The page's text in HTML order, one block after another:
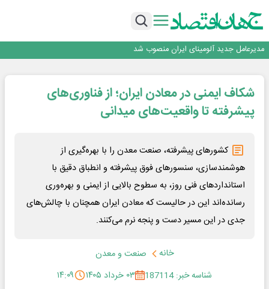
بازگشت فرش ماشینی به اصفهان پس از هفت سال؛ دو نمایشگاه تخصصی در شهر
مدیرعامل جدید آلومینای ایران منصوب شد
رونمایی فولاد غدیر نی ریز از سامانه ی « آقای پولاد»
بازگشت فرش ماشینی به اصفهان پس از هفت سال؛ دو نمایشگاه تخصصی در شهر
نمایشگاهی برگزار می‌شود
عرضه اولیه احیا استیل فولاد بافت
شکاف ایمنی در معادن ایران؛ از فناوری‌های
پیشرفته تا واقعیت‌های میدانی
کشورهای پیشرفته، صنعت معدن را با بهره‌گیری از
هوشمندسازی، سنسورهای فوق پیشرفته و انطباق دقیق با
استانداردهای فنی روز، به سطوح بالایی از ایمنی و بهره‌وری
رسانده‌اند این در حالیست که معادن ایران همچنان با چالش‌های
جدی در این مسیر دست و پنجه نرم می‌کنند.
خانه
صنعت و معدن
شناسه خبر: 187114
۰۳ خرداد ۱۴۰۵ ۱۴:۰۹